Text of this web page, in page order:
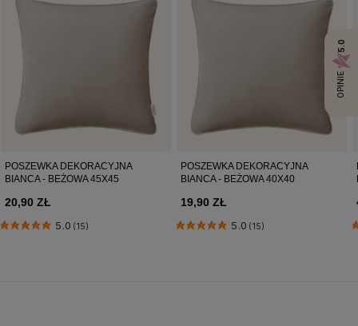
POSZEWKA DEKORACYJNA
BIANCA - BEŻOWA 45X45
20,90 ZŁ
5.0 (15)
POSZEWKA DEKORACYJNA
BIANCA - BEŻOWA 40X40
19,90 ZŁ
5.0 (15)
OPINIE
5.0